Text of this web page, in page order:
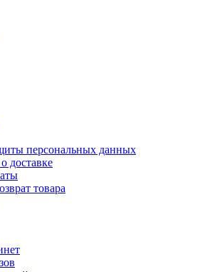
персональных данных
доставке
товара